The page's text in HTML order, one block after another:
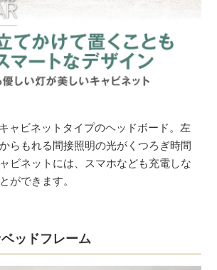
ャビネットタイプのヘッドボード。左
らもれる間接照明の光がくつろぎ時間
ビネットには、スマホなども充電しな
ができます。
ッドフレーム